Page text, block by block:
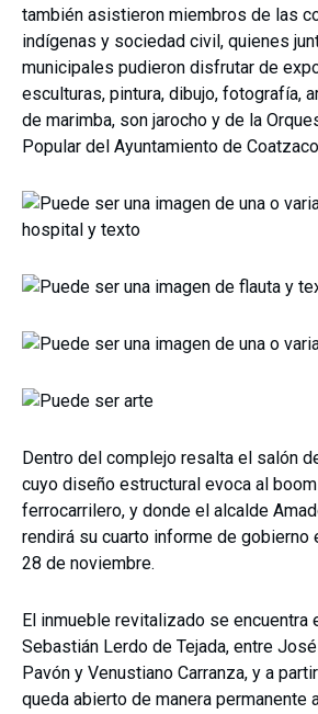
también asistieron miembros de las
indígenas y sociedad civil, quienes
municipales pudieron disfrutar de
esculturas, pintura, dibujo, fotografía,
de marimba, son jarocho y de la
Popular del Ayuntamiento de
Dentro del complejo resalta el salón
cuyo diseño estructural evoca al
ferrocarrilero, y donde el alcalde
rendirá su cuarto informe de gobierno
28 de noviembre.
El inmueble revitalizado se encuentra
Sebastián Lerdo de Tejada, entre
Pavón y Venustiano Carranza, y a
queda abierto de manera permanente